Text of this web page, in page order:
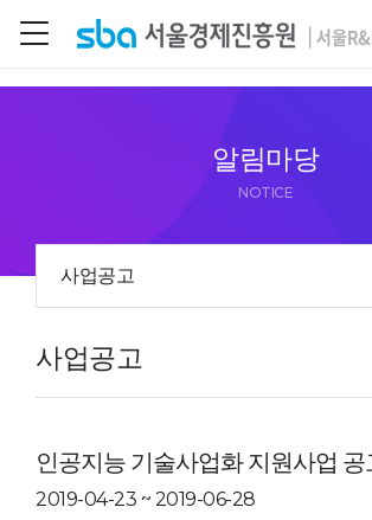
알림마당
NOTICE
사업공고
사업공고
인공지능 기술사업화 지원사업 공
2019-04-23 ~ 2019-06-28